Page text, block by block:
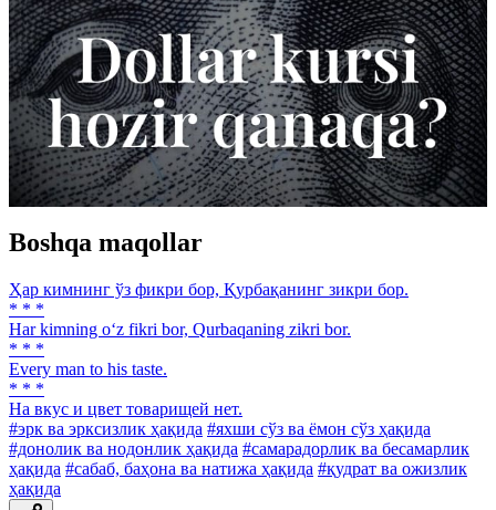
Boshqa maqollar
Ҳар кимнинг ўз фикри бор, Қурбақанинг зикри бор.
* * *
Har kimning o‘z fikri bor, Qurbaqaning zikri bor.
* * *
Every man to his taste.
* * *
На вкус и цвет товарищей нет.
#эрк ва эрксизлик ҳақида #яхши сўз ва ёмон сўз ҳақида
#донолик ва нодонлик ҳақида #самарадорлик ва бесамарлик
ҳақида #сабаб, баҳона ва натижа ҳақида #қудрат ва ожизлик
ҳақида